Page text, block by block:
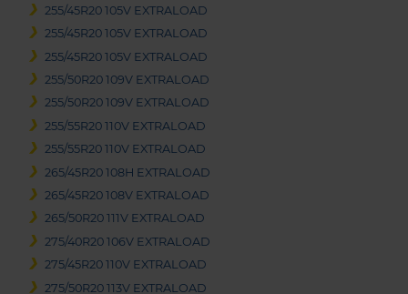
255/45R20 105V EXTRALOAD
255/45R20 105V EXTRALOAD
255/45R20 105V EXTRALOAD
255/50R20 109V EXTRALOAD
255/50R20 109V EXTRALOAD
255/55R20 110V EXTRALOAD
255/55R20 110V EXTRALOAD
265/45R20 108H EXTRALOAD
265/45R20 108V EXTRALOAD
265/50R20 111V EXTRALOAD
275/40R20 106V EXTRALOAD
275/45R20 110V EXTRALOAD
275/50R20 113V EXTRALOAD